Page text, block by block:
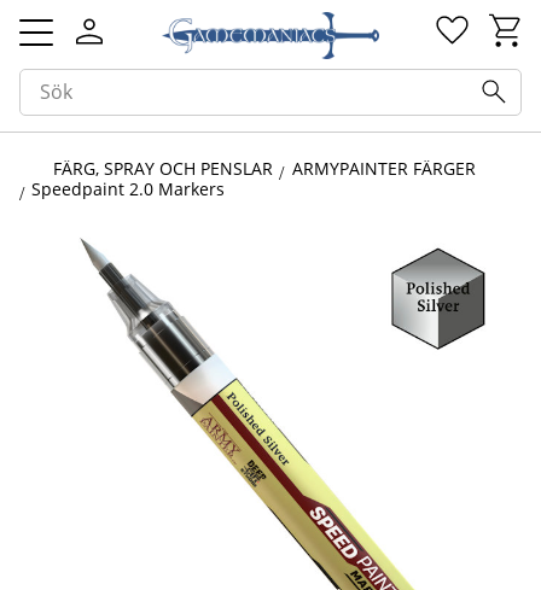
Meny
FÄRG, SPRAY OCH PENSLAR
ARMYPAINTER FÄRGER
Speedpaint 2.0 Markers